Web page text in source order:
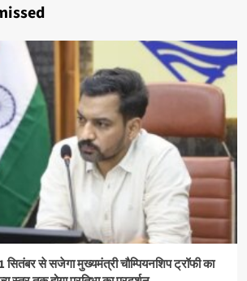
से सजेगा मुख्यमंत्री चौम्पियनशिप ट्रॉफी का